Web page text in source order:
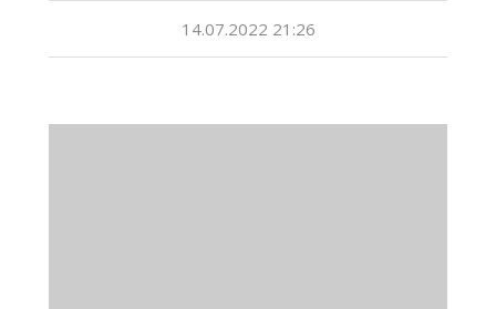
14.07.2022 21:26